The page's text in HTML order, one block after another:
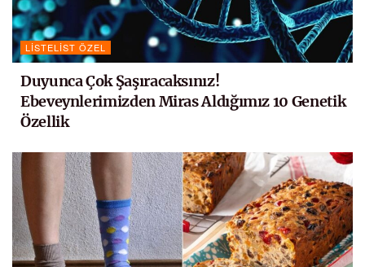
LISTELIST ÖZEL
Duyunca Çok Şaşıracaksınız!
Ebeveynlerimizden Miras Aldığımız 10 Genetik
Özellik